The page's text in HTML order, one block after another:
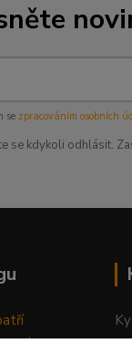
se zpracováním osobních
se kdykoli odhlásit.